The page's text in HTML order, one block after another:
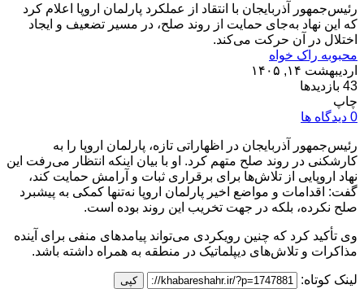
رئیس‌جمهور آذربایجان با انتقاد از عملکرد پارلمان اروپا اعلام کرد
که این نهاد به‌جای حمایت از روند صلح، در مسیر تضعیف و ایجاد
اختلال در آن حرکت می‌کند.
محبوبه راک خواه
اردیبهشت ۱۴, ۱۴۰۵
43 بازدیدها
چاپ
0 دیدگاه ها
رئیس‌جمهور آذربایجان در اظهاراتی تازه، پارلمان اروپا را به
کارشکنی در روند صلح متهم کرد. او با بیان اینکه انتظار می‌رفت این
نهاد اروپایی از تلاش‌ها برای برقراری ثبات و آرامش حمایت کند،
گفت: اقدامات و مواضع اخیر پارلمان اروپا نه‌تنها کمکی به پیشبرد
صلح نکرده، بلکه در جهت تخریب این روند بوده است.
وی تأکید کرد که چنین رویکردی می‌تواند پیامدهای منفی برای آینده
مذاکرات و تلاش‌های دیپلماتیک در منطقه به همراه داشته باشد.
لینک کوتاه: کپی